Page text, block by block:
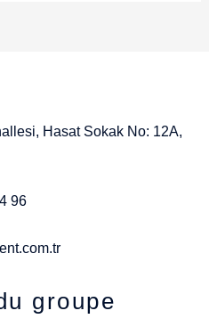
Hasat Sokak No: 12A,
96
groupe